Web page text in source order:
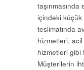
içindeki
teslimatında
hizmetleri,
hizmetleri gibi
Müşterilerin